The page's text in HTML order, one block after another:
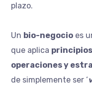
plazo.
Un bio-negocio es
que aplica
operaciones y
de simplemente ser ‘